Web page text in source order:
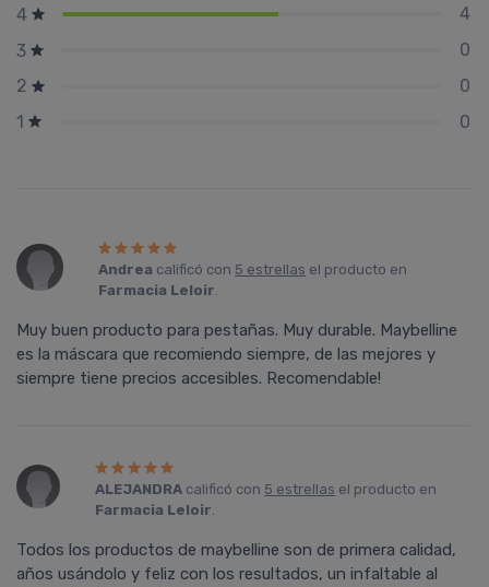
4
4
3
0
2
0
1
0
Andrea calificó con 5 estrellas el producto en
Farmacia Leloir.
Muy buen producto para pestañas. Muy durable. Maybelline
es la máscara que recomiendo siempre, de las mejores y
siempre tiene precios accesibles. Recomendable!
ALEJANDRA calificó con 5 estrellas el producto en
Farmacia Leloir.
Todos los productos de maybelline son de primera calidad,
años usándolo y feliz con los resultados, un infaltable al